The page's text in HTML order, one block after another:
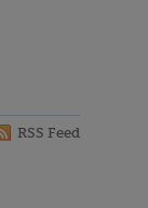
RSS Feed